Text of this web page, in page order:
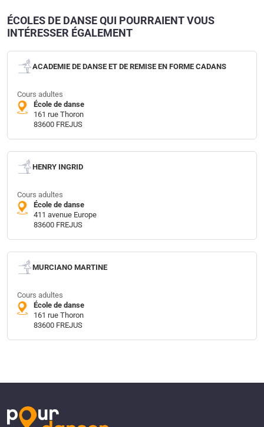
ÉCOLES DE DANSE QUI POURRAIENT VOUS
INTÉRESSER ÉGALEMENT
ACADEMIE DE DANSE ET DE REMISE EN FORME CADANS
Cours adultes
École de danse
161 rue Thoron
83600 FREJUS
HENRY INGRID
Cours adultes
École de danse
411 avenue Europe
83600 FREJUS
MURCIANO MARTINE
Cours adultes
École de danse
161 rue Thoron
83600 FREJUS